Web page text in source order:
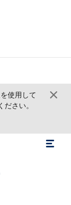
使用して
ださい。